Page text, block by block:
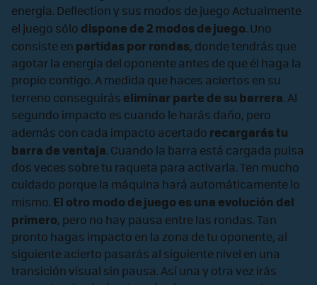
energía. Deflection y sus modos de juego Actualmente
el juego sólo dispone de 2 modos de juego. Uno
consiste en partidas por rondas, donde tendrás que
agotar la energía del oponente antes de que él haga la
propio contigo. A medida que haces aciertos en su
terreno conseguirás eliminar parte de su barrera. Al
segundo impacto es cuando le harás daño, pero
además con cada impacto acertado recargarás tu
barra de ventaja. Cuando la barra está cargada pulsa
dos veces sobre tu raqueta para activarla. Ten mucho
cuidado porque la máquina hará automáticamente lo
mismo.El otro modo de juego es una evolución del
primero, pero no hay pausa entre las rondas. Tan
pronto hagas impacto en la zona de tu oponente, al
siguiente acierto pasarás al siguiente nivel en una
transición visual sin pausa. Así una y otra vez irás